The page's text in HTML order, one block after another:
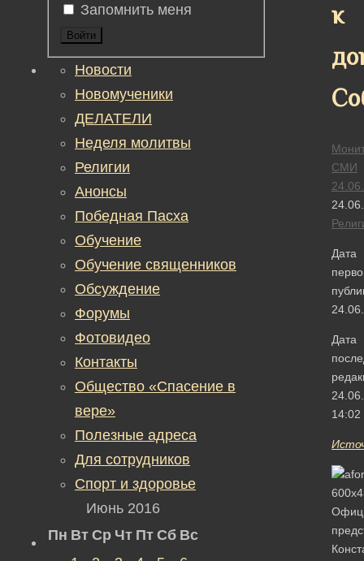
к
СМИ
Дата
Дата
14:02
Запомнить меня
Войти
Новости
Новомученики
ДЕЛАТЕЛИ
Неделя молитвы
Религии
Анонсы
Победная Пасха
Обучение
Обучение священников
Обсуждение
Форумы
Фотовидео
Контакты
Общество «Спасение в
вере»
Полезные адреса
Для сотрудников
Спорт и здоровье
Июнь 2016
Пн Вт Ср Чт Пт Сб Вс